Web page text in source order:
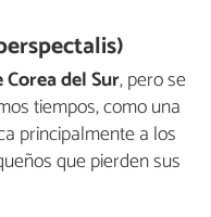
del Sur, pero se
tiempos, como una
principalmente a los
que pierden sus